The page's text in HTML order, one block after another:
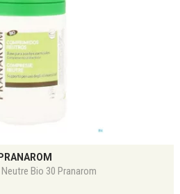
PRANAROM
Bio 30 Pranarom